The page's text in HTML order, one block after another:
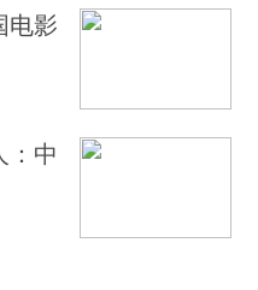
电影
：中